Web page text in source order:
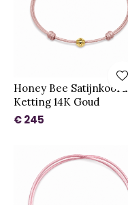
Honey Bee Satijnkoord
Ketting 14K Goud
€ 245